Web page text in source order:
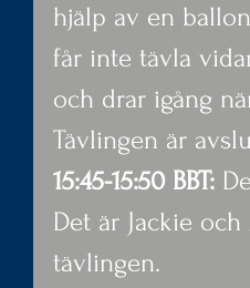
hjälp av en
får inte tävla
och drar igång
Tävlingen är
15:45-15:50 BBT:
Det är Jackie
tävlingen.